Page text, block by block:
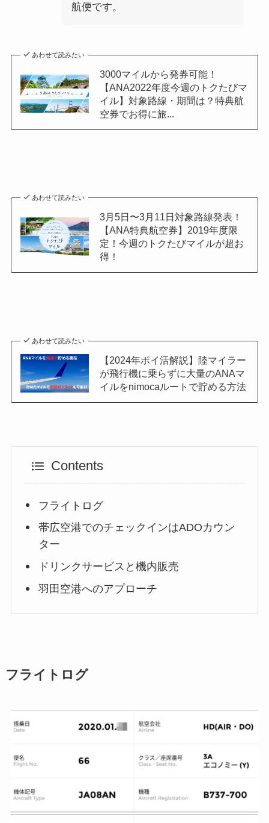
航便です。
あわせて読みたい
3000マイルから発券可能！
【ANA2022年度今週のトクたびマ
イル】対象路線・期間は？特典航
空券でお得に旅...
あわせて読みたい
3月5日〜3月11日対象路線発表！
【ANA特典航空券】2019年度限
定！今週のトクたびマイルが超お
得！
あわせて読みたい
【2024年ポイ活解説】陸マイラー
が飛行機に乗らずに大量のANAマ
イルをnimocaルートで貯める方法
Contents
フライトログ
帯広空港でのチェックインはADOカウン
ター
ドリンクサービスと機内販売
羽田空港へのアプローチ
フライトログ